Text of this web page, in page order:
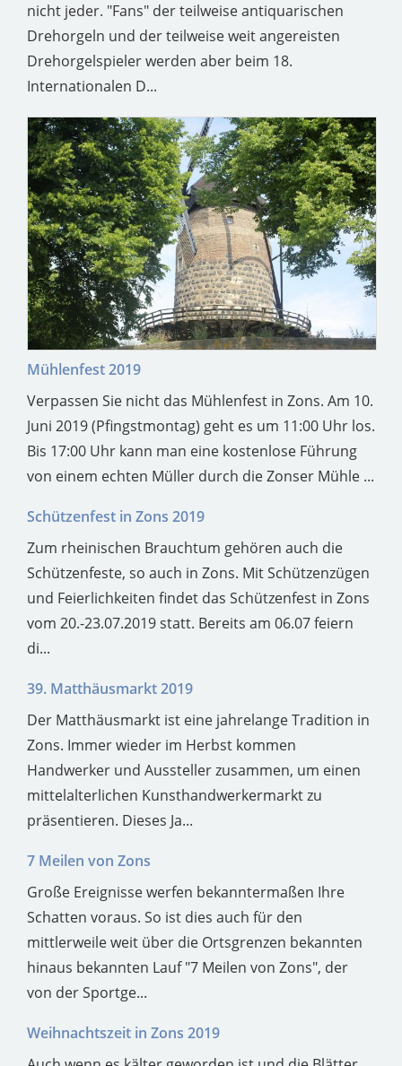
nicht jeder. "Fans" der teilweise antiquarischen
Drehorgeln und der teilweise weit angereisten
Drehorgelspieler werden aber beim 18.
Internationalen D...
Mühlenfest 2019
Verpassen Sie nicht das Mühlenfest in Zons. Am 10.
Juni 2019 (Pfingstmontag) geht es um 11:00 Uhr los.
Bis 17:00 Uhr kann man eine kostenlose Führung
von einem echten Müller durch die Zonser Mühle ...
Schützenfest in Zons 2019
Zum rheinischen Brauchtum gehören auch die
Schützenfeste, so auch in Zons. Mit Schützenzügen
und Feierlichkeiten findet das Schützenfest in Zons
vom 20.-23.07.2019 statt. Bereits am 06.07 feiern
di...
39. Matthäusmarkt 2019
Der Matthäusmarkt ist eine jahrelange Tradition in
Zons. Immer wieder im Herbst kommen
Handwerker und Aussteller zusammen, um einen
mittelalterlichen Kunsthandwerkermarkt zu
präsentieren. Dieses Ja...
7 Meilen von Zons
Große Ereignisse werfen bekanntermaßen Ihre
Schatten voraus. So ist dies auch für den
mittlerweile weit über die Ortsgrenzen bekannten
hinaus bekannten Lauf "7 Meilen von Zons", der
von der Sportge...
Weihnachtszeit in Zons 2019